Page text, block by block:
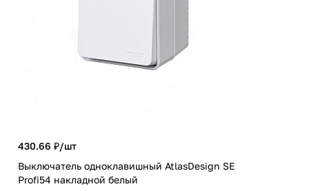
430.66 ₽/шт
Выключатель одноклавишный AtlasDesign SE
Profi54 накладной белый